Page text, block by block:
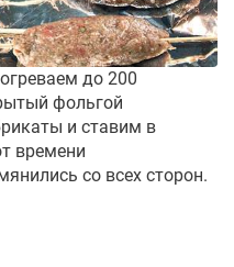
до 200
фольгой
и ставим в
времени
со всех сторон.